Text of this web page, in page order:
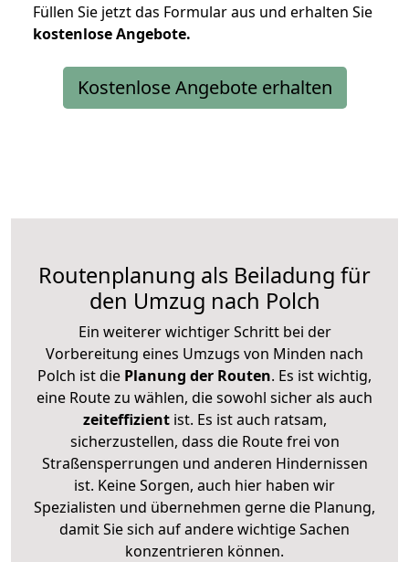
Füllen Sie jetzt das Formular aus und erhalten Sie
kostenloseAngebote.
Kostenlose Angebote erhalten
Routenplanung als Beiladung für
den Umzug nach Polch
Ein weiterer wichtiger Schritt bei der
Vorbereitung eines Umzugs von Minden nach
Polch ist die Planung der Routen. Es ist wichtig,
eine Route zu wählen, die sowohl sicher als auch
zeiteffizientist. Es ist auch ratsam,
sicherzustellen, dass die Route frei von
Straßensperrungen und anderen Hindernissen
ist. Keine Sorgen, auch hier haben wir
Spezialisten und übernehmen gerne die Planung,
damit Sie sich auf andere wichtige Sachen
konzentrieren können.